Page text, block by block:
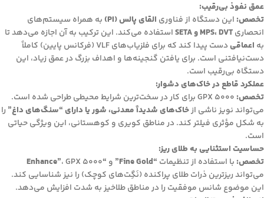
عمق نفوذ بی‌رقیب:
تخصص: این دستگاه از فناوری القای پالس (PI)
به همراه سیستم‌های
انحصاریMPS، DVT و SETA
استفاده می‌کند. این ترکیب به آن اجازه می‌دهد تا
به اعماقی
دست پیدا کند که برای فلزیاب‌های VLF (فرکانس پایین) کاملاً
دست‌نیافتنی است. برای یافتن گنجینه‌ها و اهداف بزرگ در عمق زیاد، این
دستگاه بی‌رقیب است.
عملکرد قاطع در خاک‌های دشوار:
تخصص:
GPX 5000 برای کار در سخت‌ترین شرایط محیطی طراحی شده است.
می‌تواند نویز ناشی ازخاک‌های شدیداً معدنی، شور یا دارای “سنگ‌های داغ” را
به شکل مؤثری فیلتر کند. در مناطق کویری و کوهستانی، این ویژگی حیاتی
است.
حساسیت استثنایی به طلای ریز:
تخصص: با استفاده از تنظیمات “Fine Gold” و “Enhance”، GPX 5000
می‌تواند ریزترین ذرات طلای پراکنده (نَگِت‌های کوچک) را نیز شناسایی کند.
این موضوع شانس موفقیت را در مناطق طلاخیز به شدت افزایش می‌دهد.